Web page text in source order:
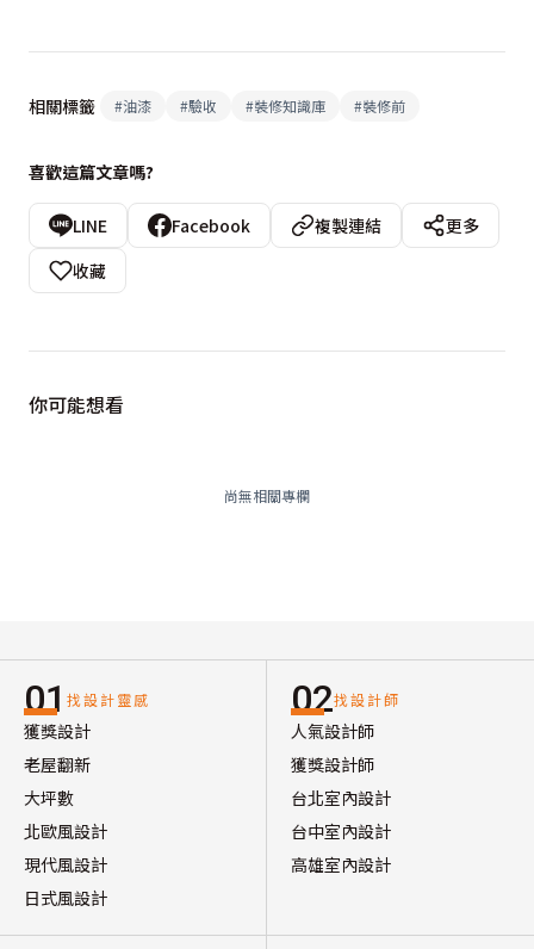
相關標籤 #油漆 #驗收 #裝修知識庫 #裝修前
喜歡這篇文章嗎?
LINE Facebook 複製連結
更多
收藏
你可能想看
尚無相關專欄
01 找設計靈感
獲獎設計
老屋翻新
大坪數
北歐風設計
現代風設計
日式風設計
02找設計師
人氣設計師
獲獎設計師
台北室內設計
台中室內設計
高雄室內設計